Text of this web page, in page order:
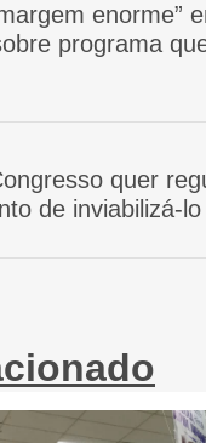
enorme”
programa
quer
de inviabilizá-lo